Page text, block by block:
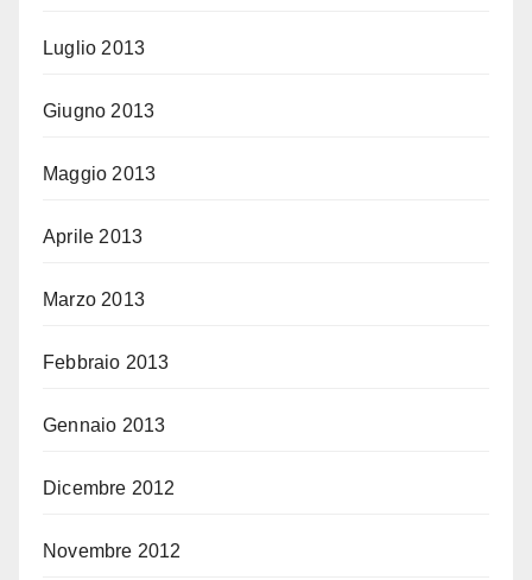
Luglio 2013
Giugno 2013
Maggio 2013
Aprile 2013
Marzo 2013
Febbraio 2013
Gennaio 2013
Dicembre 2012
Novembre 2012